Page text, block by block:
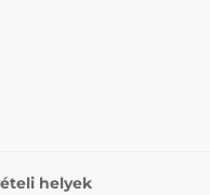
helyek